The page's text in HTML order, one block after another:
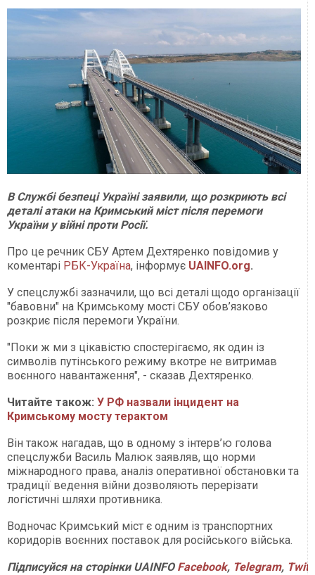
В Службі безпеці Україні заявили, що розкриють всі
деталі атаки на Кримський міст після перемоги
України у війні проти Росії.
Про це речник СБУ Артем Дехтяренко повідомив у
коментарі РБК-Україна, інформує UAINFO.org.
У спецслужбі зазначили, що всі деталі щодо організації
"бавовни" на Кримському мості СБУ обов’язково
розкриє після перемоги України.
"Поки ж ми з цікавістю спостерігаємо, як один із
символів путінського режиму вкотре не витримав
воєнного навантаження", - сказав Дехтяренко.
Читайте також: У РФ назвали інцидент на
Кримському мосту терактом
Він також нагадав, що в одному з інтерв’ю голова
спецслужби Василь Малюк заявляв, що норми
міжнародного права, аналіз оперативної обстановки та
традиції ведення війни дозволяють перерізати
логістичні шляхи противника.
Водночас Кримський міст є одним із транспортних
коридорів воєнних поставок для російського війська.
Підписуйся на сторінки UAINFO Facebook, Telegram,